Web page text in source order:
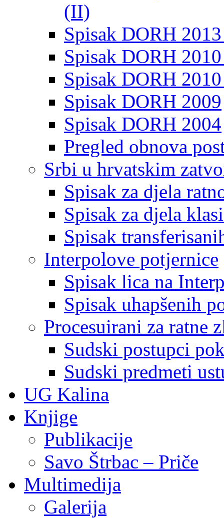
(II)
Spisak DORH
Spisak DORH
Spisak DORH
Spisak DORH 2009
Spisak DORH 2004
Pregled obnova
Srbi u hrvatskim
Spisak za djela
Spisak za djela
Spisak
Interpolove potjernice
Spisak lica na
Spisak uhapšenih
Procesuirani za ratne
Sudski postupci
Sudski predmeti
UG Kalina
Knjige
Publikacije
Savo Štrbac – Priče
Multimedija
Galerija